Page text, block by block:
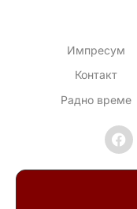
Импресум
Контакт
Радно време